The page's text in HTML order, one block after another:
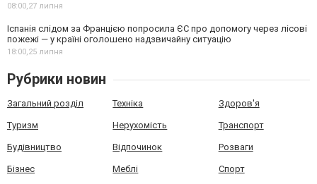
08:00,27 липня
Іспанія слідом за Францією попросила ЄС про допомогу через лісові
пожежі — у країні оголошено надзвичайну ситуацію
18:00,25 липня
Рубрики новин
Загальний розділ Техніка Здоров'я
Туризм Нерухомість Транспорт
Будівництво Відпочинок Розваги
Бізнес Меблі Спорт